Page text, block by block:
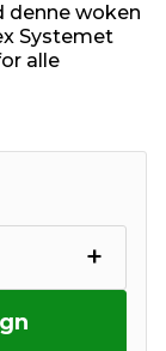
denne woken
Systemet
alle
+